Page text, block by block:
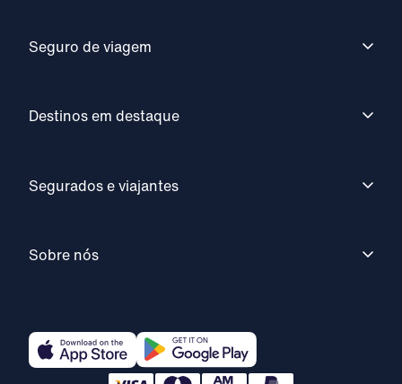
Seguro de viagem
Destinos em destaque
Segurados e viajantes
Sobre nós